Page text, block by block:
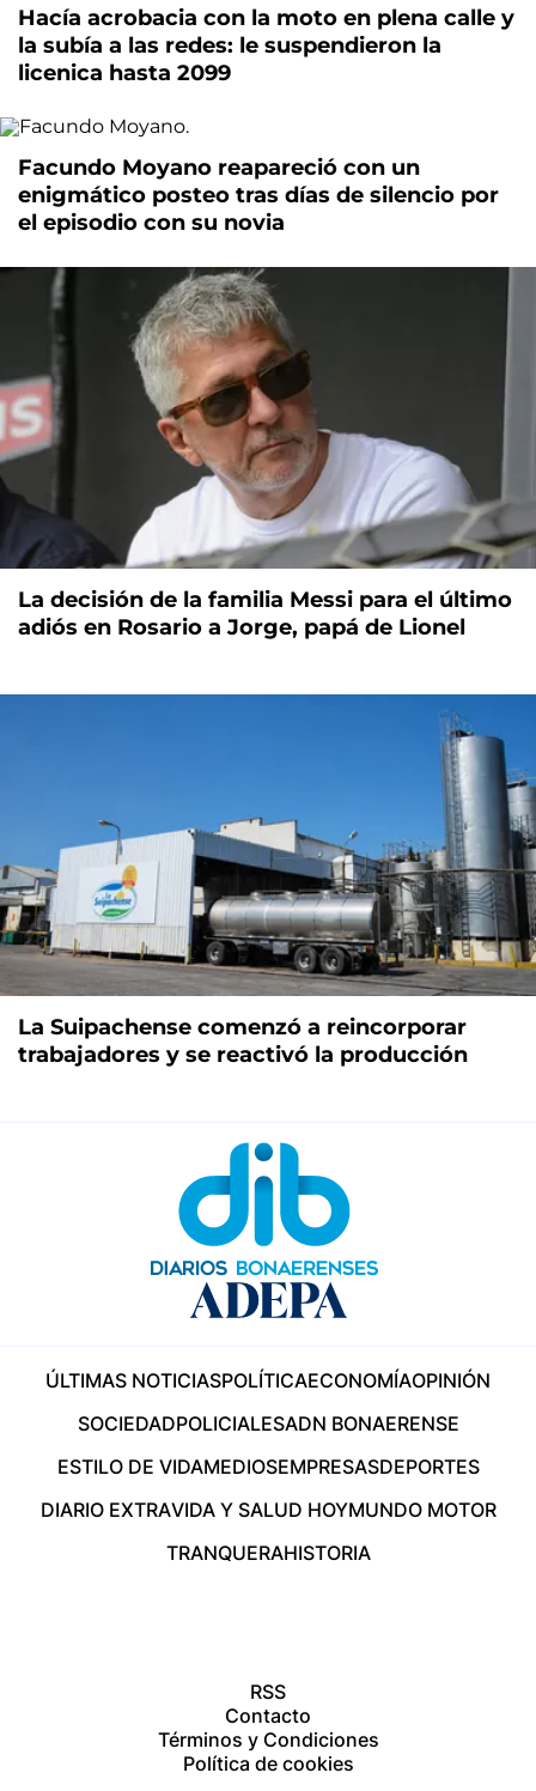
Hacía acrobacia con la moto en plena calle y
la subía a las redes: le suspendieron la
licenica hasta 2099
Facundo Moyano reapareció con un
enigmático posteo tras días de silencio por
el episodio con su novia
La decisión de la familia Messi para el último
adiós en Rosario a Jorge, papá de Lionel
La Suipachense comenzó a reincorporar
trabajadores y se reactivó la producción
ÚLTIMAS NOTICIASPOLÍTICAECONOMÍAOPINIÓN
SOCIEDADPOLICIALESADN BONAERENSE
ESTILO DE VIDAMEDIOSEMPRESASDEPORTES
DIARIO EXTRAVIDA Y SALUD HOYMUNDO MOTOR
TRANQUERAHISTORIA
RSS
Contacto
Términos y Condiciones
Política de cookies